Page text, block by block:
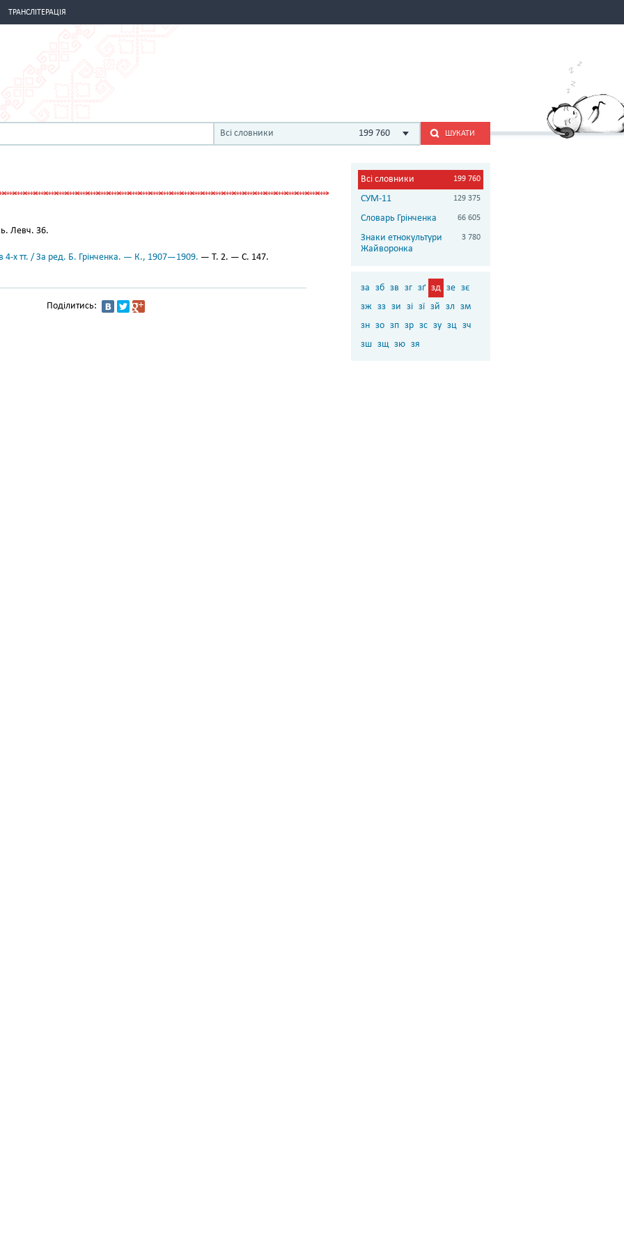
ТРАНСЛІТЕРАЦІЯ
Всі словники 199 760 ШУКАТИ
Левч. 36.
4-х тт. / За ред. Б. Грінченка. — К., 1907—1909. — Т. 2. — С. 147.
Поділитись:
Всі словники 199 760
СУМ-11 129 375
Словарь Грінченка 66 605
Знаки етнокультури
Жайворонка
3 780
за зб зв зг зґ зд зе зє
зж зз зи зі зї зй зл зм
зн зо зп зр зс зу зц зч
зш зщ зю зя